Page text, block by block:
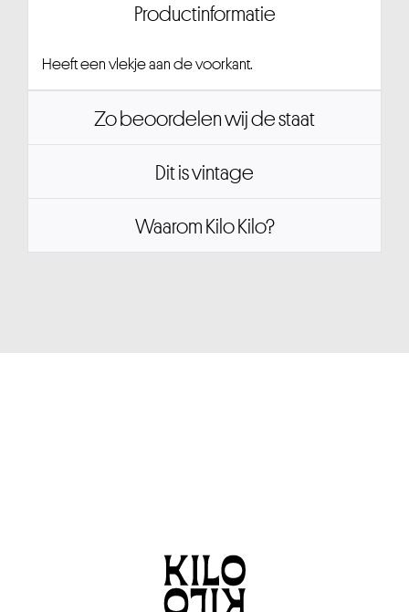
Productinformatie
Heeft een vlekje aan de voorkant.
Zo beoordelen wij de staat
Dit is vintage
Waarom Kilo Kilo?